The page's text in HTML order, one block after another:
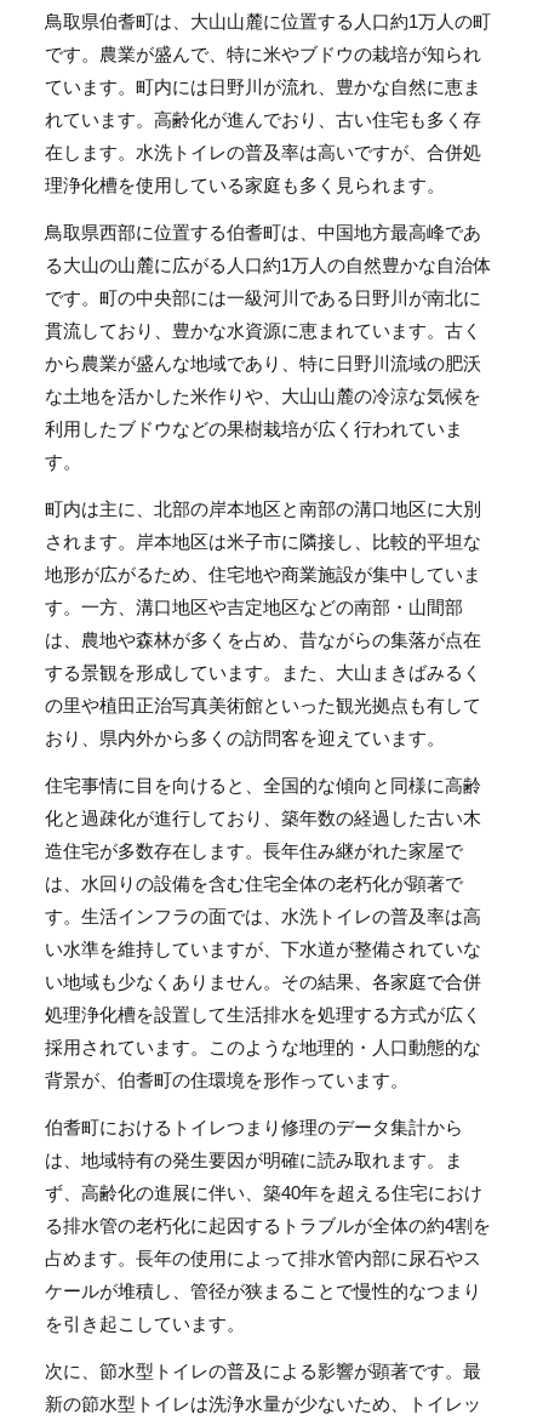
鳥取県伯耆町は、大山山麓に位置する人口約1万人の町
です。農業が盛んで、特に米やブドウの栽培が知られ
ています。町内には日野川が流れ、豊かな自然に恵ま
れています。高齢化が進んでおり、古い住宅も多く存
在します。水洗トイレの普及率は高いですが、合併処
理浄化槽を使用している家庭も多く見られます。
鳥取県西部に位置する伯耆町は、中国地方最高峰であ
る大山の山麓に広がる人口約1万人の自然豊かな自治体
です。町の中央部には一級河川である日野川が南北に
貫流しており、豊かな水資源に恵まれています。古く
から農業が盛んな地域であり、特に日野川流域の肥沃
な土地を活かした米作りや、大山山麓の冷涼な気候を
利用したブドウなどの果樹栽培が広く行われていま
す。
町内は主に、北部の岸本地区と南部の溝口地区に大別
されます。岸本地区は米子市に隣接し、比較的平坦な
地形が広がるため、住宅地や商業施設が集中していま
す。一方、溝口地区や吉定地区などの南部・山間部
は、農地や森林が多くを占め、昔ながらの集落が点在
する景観を形成しています。また、大山まきばみるく
の里や植田正治写真美術館といった観光拠点も有して
おり、県内外から多くの訪問客を迎えています。
住宅事情に目を向けると、全国的な傾向と同様に高齢
化と過疎化が進行しており、築年数の経過した古い木
造住宅が多数存在します。長年住み継がれた家屋で
は、水回りの設備を含む住宅全体の老朽化が顕著で
す。生活インフラの面では、水洗トイレの普及率は高
い水準を維持していますが、下水道が整備されていな
い地域も少なくありません。その結果、各家庭で合併
処理浄化槽を設置して生活排水を処理する方式が広く
採用されています。このような地理的・人口動態的な
背景が、伯耆町の住環境を形作っています。
伯耆町におけるトイレつまり修理のデータ集計から
は、地域特有の発生要因が明確に読み取れます。ま
ず、高齢化の進展に伴い、築40年を超える住宅におけ
る排水管の老朽化に起因するトラブルが全体の約4割を
占めます。長年の使用によって排水管内部に尿石やス
ケールが堆積し、管径が狭まることで慢性的なつまり
を引き起こしています。
次に、節水型トイレの普及による影響が顕著です。最
新の節水型トイレは洗浄水量が少ないため、トイレッ